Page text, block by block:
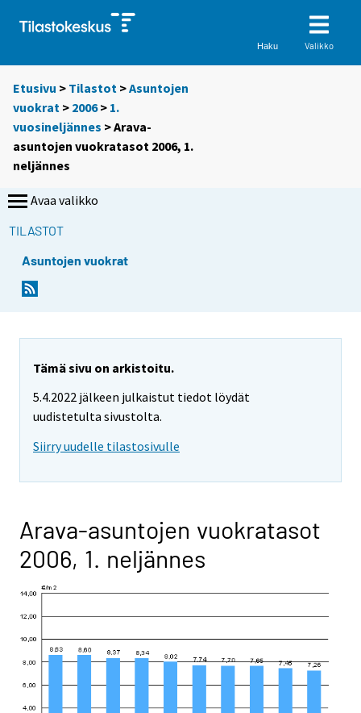
Haku Valikko
Etusivu > Tilastot >Asuntojen
vuokrat > 2006> 1.
vuosineljännes > Arava-
asuntojen vuokratasot 2006, 1.
neljännes
Avaa valikko
TILASTOT
Asuntojen vuokrat
Tämä sivu on arkistoitu.
5.4.2022 jälkeen julkaistut tiedot löydät
uudistetulta sivustolta.
Siirry uudelle tilastosivulle
Arava-asuntojen vuokratasot
2006, 1. neljännes